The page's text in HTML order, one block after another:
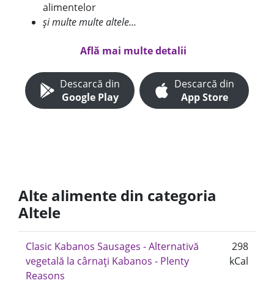
alimentelor
și multe multe altele...
Află mai multe detalii
Descarcă din
Google Play
Descarcă din
App Store
Alte alimente din categoria
Altele
Clasic Kabanos Sausages - Alternativă
vegetală la cârnați Kabanos - Plenty
Reasons
298
kCal